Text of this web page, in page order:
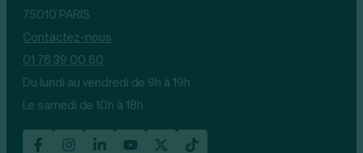
75010 PARIS
Contactez-nous
01 76 39 00 60
Du lundi au vendredi de 9h à 19h
Le samedi de 10h à 18h